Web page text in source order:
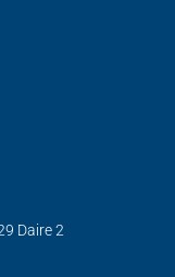
Daire 2